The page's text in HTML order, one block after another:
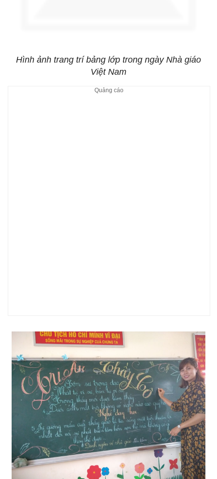
Hình ảnh trang trí bảng lớp trong ngày Nhà giáo
Việt Nam